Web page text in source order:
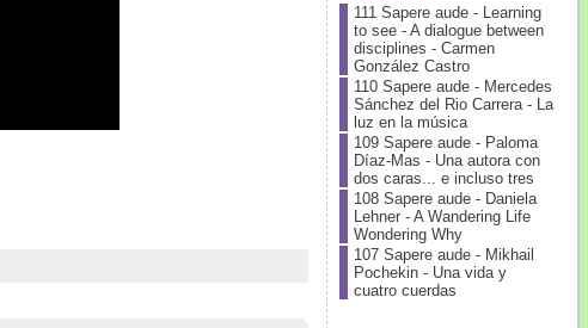
111 Sapere aude - Learning
to see - A dialogue between
disciplines - Carmen
González Castro
110 Sapere aude - Mercedes
Sánchez del Rio Carrera - La
luz en la música
109 Sapere aude - Paloma
Díaz-Mas - Una autora con
dos caras... e incluso tres
108 Sapere aude - Daniela
Lehner - A Wandering Life
Wondering Why
107 Sapere aude - Mikhail
Pochekin - Una vida y
cuatro cuerdas